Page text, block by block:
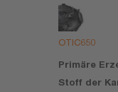
Produkt
OTIC650